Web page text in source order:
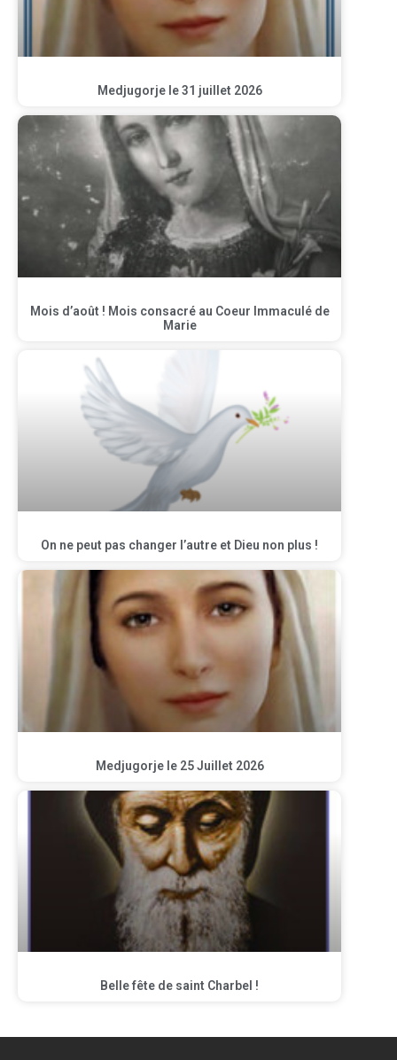
Medjugorje le 31 juillet 2026
Mois d’août ! Mois consacré au Coeur Immaculé de
Marie
On ne peut pas changer l’autre et Dieu non plus !
Medjugorje le 25 Juillet 2026
Belle fête de saint Charbel !